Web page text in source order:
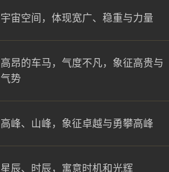
宇宙空间，体现宽广、稳重与力量
高昂的车马，气度不凡，象征高贵与
气势
高峰、山峰，象征卓越与勇攀高峰
星辰、时辰，寓意时机和光辉